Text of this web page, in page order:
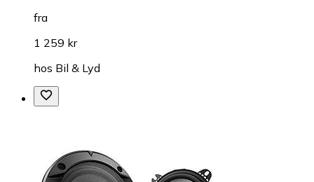
fra
1 259 kr
hos Bil & Lyd